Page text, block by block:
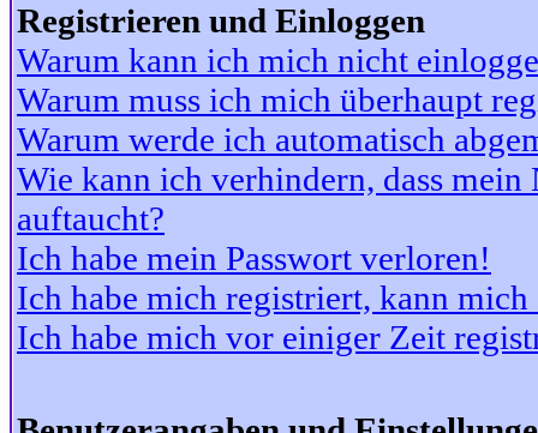
Registrieren und Einloggen
Warum kann ich mich nicht
Warum muss ich mich überhaupt
Warum werde ich automatisch
Wie kann ich verhindern, dass
auftaucht?
Ich habe mein Passwort verloren!
Ich habe mich registriert, kann
Ich habe mich vor einiger Zeit